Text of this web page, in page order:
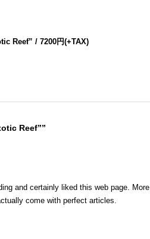
Reef” / 7200円(+TAX)
Reef””
and certainly liked this web page. More
come with perfect articles.